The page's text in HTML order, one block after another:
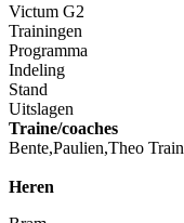
Victum G2
Trainingen
Programma
Indeling
Stand
Uitslagen
Traine/coaches
Bente,Paulien,Theo
Heren